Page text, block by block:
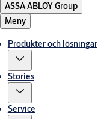
ASSA ABLOY Group
Meny
Produkter och lösningar
Stories
Service